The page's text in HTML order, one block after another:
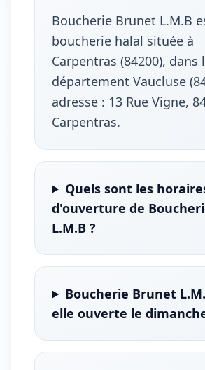
Boucherie Brunet L.M.B
boucherie halal située à
Carpentras (84200), dans
département Vaucluse
adresse : 13 Rue Vigne,
Carpentras.
Quels sont les
d'ouverture de
L.M.B ?
Boucherie Brunet
elle ouverte le